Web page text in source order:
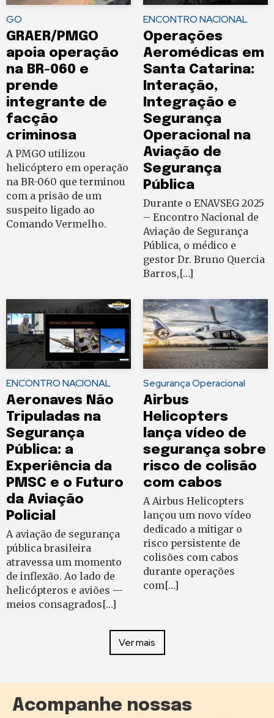
GO
GRAER/PMGO
apoia operação
na BR-060 e
prende
integrante de
facção
criminosa
A PMGO utilizou
helicóptero em operação
na BR-060 que terminou
com a prisão de um
suspeito ligado ao
Comando Vermelho.
ENCONTRO NACIONAL
Operações
Aeromédicas em
Santa Catarina:
Interação,
Integração e
Segurança
Operacional na
Aviação de
Segurança
Pública
Durante o ENAVSEG 2025
– Encontro Nacional de
Aviação de Segurança
Pública, o médico e
gestor Dr. Bruno Quercia
Barros,[…]
ENCONTRO NACIONAL
Aeronaves Não
Tripuladas na
Segurança
Pública: a
Experiência da
PMSC e o Futuro
da Aviação
Policial
A aviação de segurança
pública brasileira
atravessa um momento
de inflexão. Ao lado de
helicópteros e aviões —
meios consagrados[…]
Segurança Operacional
Airbus
Helicopters
lança vídeo de
segurança sobre
risco de colisão
com cabos
A Airbus Helicopters
lançou um novo vídeo
dedicado a mitigar o
risco persistente de
colisões com cabos
durante operações
com[…]
Ver mais
Acompanhe nossas